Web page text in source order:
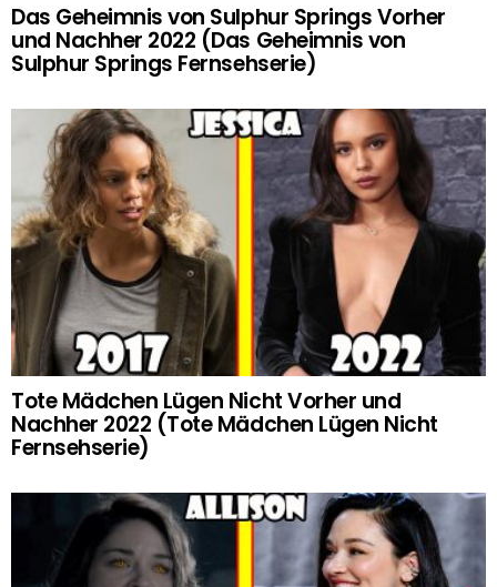
Das Geheimnis von Sulphur Springs Vorher
und Nachher 2022 (Das Geheimnis von
Sulphur Springs Fernsehserie)
Tote Mädchen Lügen Nicht Vorher und
Nachher 2022 (Tote Mädchen Lügen Nicht
Fernsehserie)